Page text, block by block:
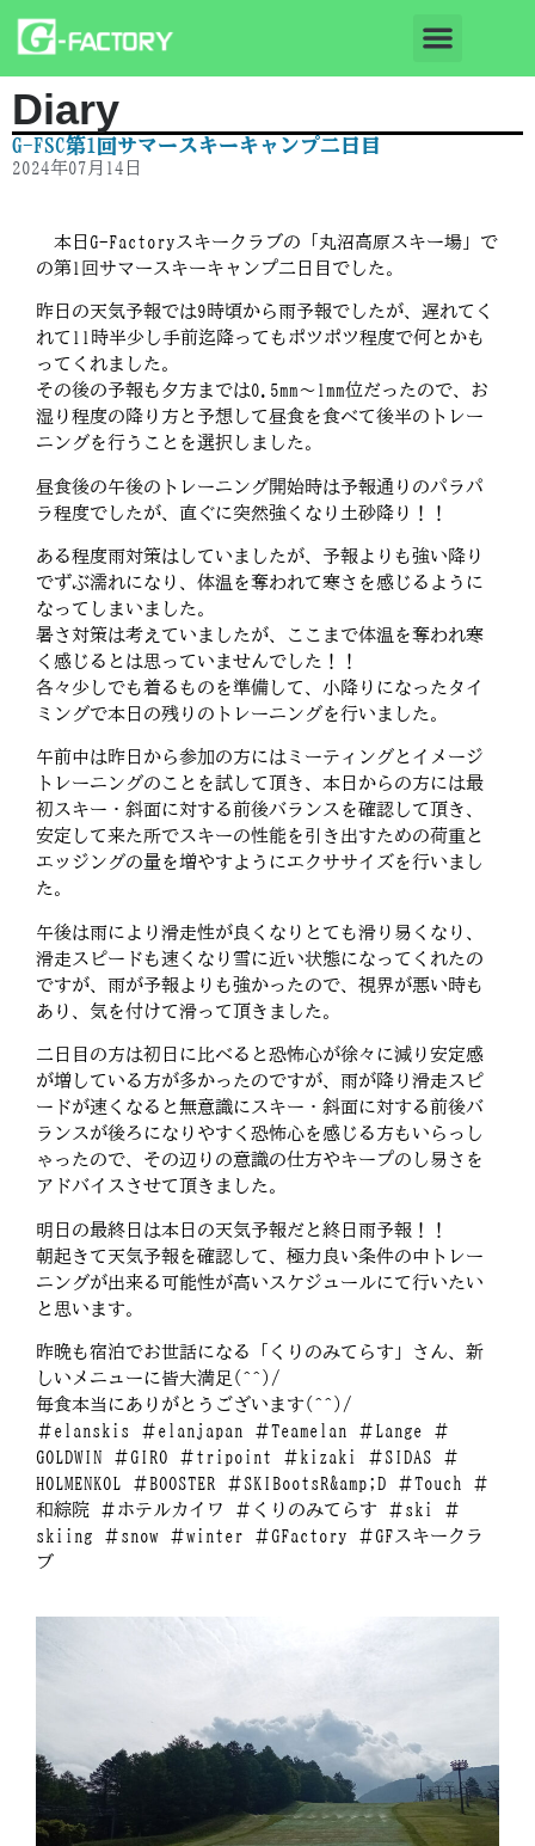
Diary
G-FSC第1回サマースキーキャンプ二日目
2024年07月14日
本日G-Factoryスキークラブの「丸沼高原スキー場」で
の第1回サマースキーキャンプ二日目でした。
昨日の天気予報では9時頃から雨予報でしたが、遅れてく
れて11時半少し手前迄降ってもポツポツ程度で何とかも
ってくれました。
その後の予報も夕方までは0.5mm～1mm位だったので、お
湿り程度の降り方と予想して昼食を食べて後半のトレー
ニングを行うことを選択しました。
昼食後の午後のトレーニング開始時は予報通りのパラパ
ラ程度でしたが、直ぐに突然強くなり土砂降り！！
ある程度雨対策はしていましたが、予報よりも強い降り
でずぶ濡れになり、体温を奪われて寒さを感じるように
なってしまいました。
暑さ対策は考えていましたが、ここまで体温を奪われ寒
く感じるとは思っていませんでした！！
各々少しでも着るものを準備して、小降りになったタイ
ミングで本日の残りのトレーニングを行いました。
午前中は昨日から参加の方にはミーティングとイメージ
トレーニングのことを試して頂き、本日からの方には最
初スキー・斜面に対する前後バランスを確認して頂き、
安定して来た所でスキーの性能を引き出すための荷重と
エッジングの量を増やすようにエクササイズを行いまし
た。
午後は雨により滑走性が良くなりとても滑り易くなり、
滑走スピードも速くなり雪に近い状態になってくれたの
ですが、雨が予報よりも強かったので、視界が悪い時も
あり、気を付けて滑って頂きました。
二日目の方は初日に比べると恐怖心が徐々に減り安定感
が増している方が多かったのですが、雨が降り滑走スピ
ードが速くなると無意識にスキー・斜面に対する前後バ
ランスが後ろになりやすく恐怖心を感じる方もいらっし
ゃったので、その辺りの意識の仕方やキープのし易さを
アドバイスさせて頂きました。
明日の最終日は本日の天気予報だと終日雨予報！！
朝起きて天気予報を確認して、極力良い条件の中トレー
ニングが出来る可能性が高いスケジュールにて行いたい
と思います。
昨晩も宿泊でお世話になる「くりのみてらす」さん、新
しいメニューに皆大満足(^^)/
毎食本当にありがとうございます(^^)/
＃elanskis ＃elanjapan ＃Teamelan ＃Lange ＃
GOLDWIN ＃GIRO ＃tripoint ＃kizaki ＃SIDAS ＃
HOLMENKOL ＃BOOSTER ＃SKIBootsR&amp;D ＃Touch ＃
和綜院 ＃ホテルカイワ ＃くりのみてらす ＃ski ＃
skiing ＃snow ＃winter ＃GFactory ＃GFスキークラ
ブ